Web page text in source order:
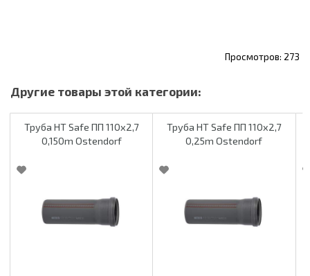
273
Труба HT Safe ПП 110х2,7
0,150m Ostendorf
Труба HT Safe ПП 110х2,7
0,25m Ostendorf